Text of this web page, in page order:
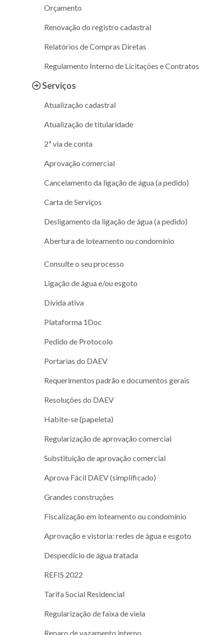
Orçamento
Renovação do registro cadastral
Relatórios de Compras Diretas
Regulamento Interno de Licitações e Contratos
Serviços
Atualização cadastral
Atualização de titularidade
2ª via de conta
Aprovação comercial
Cancelamento da ligação de água (a pedido)
Carta de Serviços
Desligamento da ligação de água (a pedido)
Abertura de loteamento ou condomínio
Consulte o seu processo
Ligação de água e/ou esgoto
Dívida ativa
Plataforma 1Doc
Pedido de Protocolo
Portarias do DAEV
Requerimentos padrão e documentos gerais
Resoluções do DAEV
Habite-se (papeleta)
Regularização de aprovação comercial
Substituição de aprovação comercial
Aprova Fácil DAEV (simplificado)
Grandes construções
Fiscalização em loteamento ou condomínio
Aprovação e vistoria: redes de água e esgoto
Desperdício de água tratada
REFIS 2022
Tarifa Social Residencial
Regularização de faixa de viela
Reparo de vazamento interno